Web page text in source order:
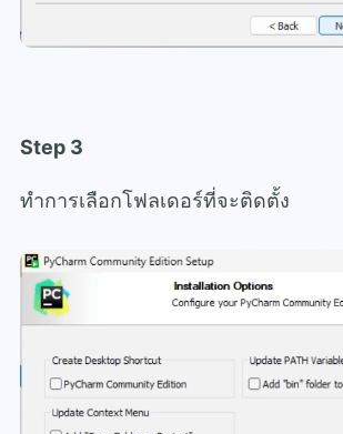
Step 3
ทำการเลือกโฟลเดอร์ที่จะติดตั้ง